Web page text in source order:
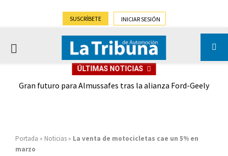
SUSCRÍBETE INICIAR SESIÓN
PRIMARY
ÚLTIMAS NOTICIAS
Gran futuro para Almussafes tras la alianza Ford-Geely
Portada » Noticias » La venta de motocicletas cae un 5% en
marzo